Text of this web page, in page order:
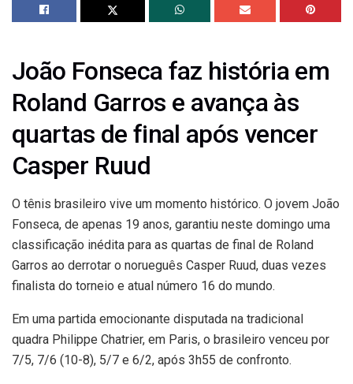
João Fonseca faz história em
Roland Garros e avança às
quartas de final após vencer
Casper Ruud
O tênis brasileiro vive um momento histórico. O jovem João
Fonseca, de apenas 19 anos, garantiu neste domingo uma
classificação inédita para as quartas de final de Roland
Garros ao derrotar o norueguês Casper Ruud, duas vezes
finalista do torneio e atual número 16 do mundo.
Em uma partida emocionante disputada na tradicional
quadra Philippe Chatrier, em Paris, o brasileiro venceu por
7/5, 7/6 (10-8), 5/7 e 6/2, após 3h55 de confronto.